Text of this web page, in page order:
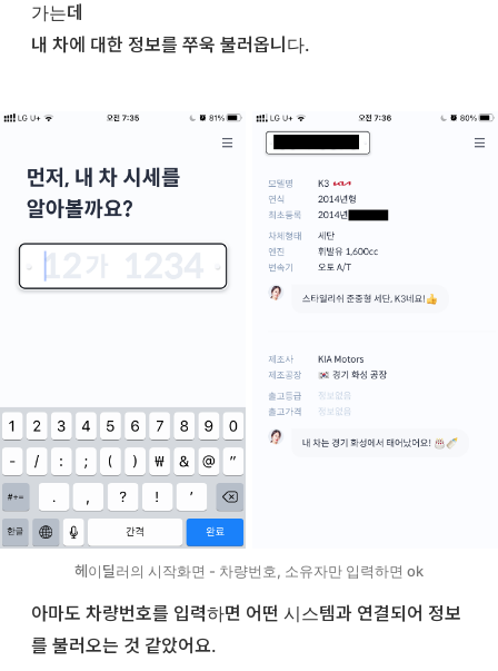
가는데
내 차에 대한 정보를 쭈욱 불러옵니다.
헤이딜러의 시작화면 - 차량번호, 소유자만 입력하면 ok
아마도 차량번호를 입력하면 어떤 시스템과 연결되어 정보
를 불러오는 것 같았어요.